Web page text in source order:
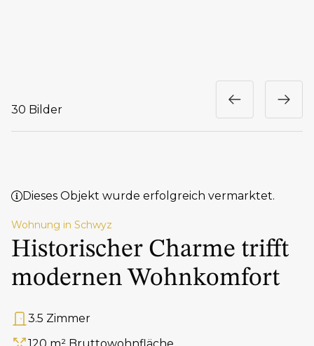
30 Bilder
Dieses Objekt wurde erfolgreich vermarktet.
Wohnung in Schwyz
Historischer Charme trifft
modernen Wohnkomfort
Anzahl Zimmer
3.5 Zimmer